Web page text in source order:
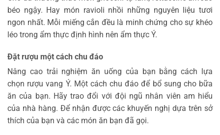
béo ngậy. Hay món ravioli nhồi những nguyên liệu tươi
ngon nhất. Mỗi miếng cắn đều là minh chứng cho sự khéo
léo trong ẩm thực định hình nên ẩm thực Ý.
Đặt rượu một cách chu đáo
Nâng cao trải nghiệm ăn uống của bạn bằng cách lựa
chọn rượu vang Ý. Một cách chu đáo để bổ sung cho bữa
ăn của bạn. Hãy trao đổi với đội ngũ nhân viên am hiểu
của nhà hàng. Để nhận được các khuyến nghị dựa trên sở
thích của bạn và các món ăn bạn đã gọi.